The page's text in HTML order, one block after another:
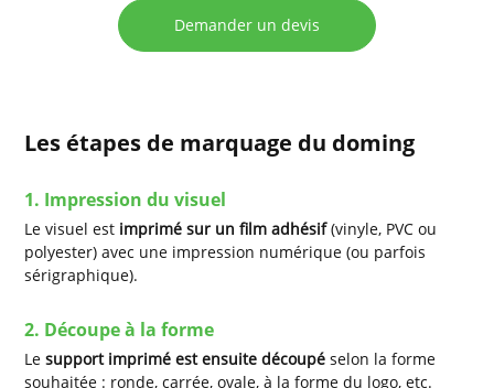
Demander un devis
Les étapes de marquage du doming
1. Impression du visuel
Le visuel est imprimé sur un film adhésif(vinyle, PVC ou
polyester) avec une impression numérique (ou parfois
sérigraphique).
2. Découpe à la forme
Lesupport imprimé est ensuite découpé selon la forme
souhaitée : ronde, carrée, ovale, à la forme du logo, etc.